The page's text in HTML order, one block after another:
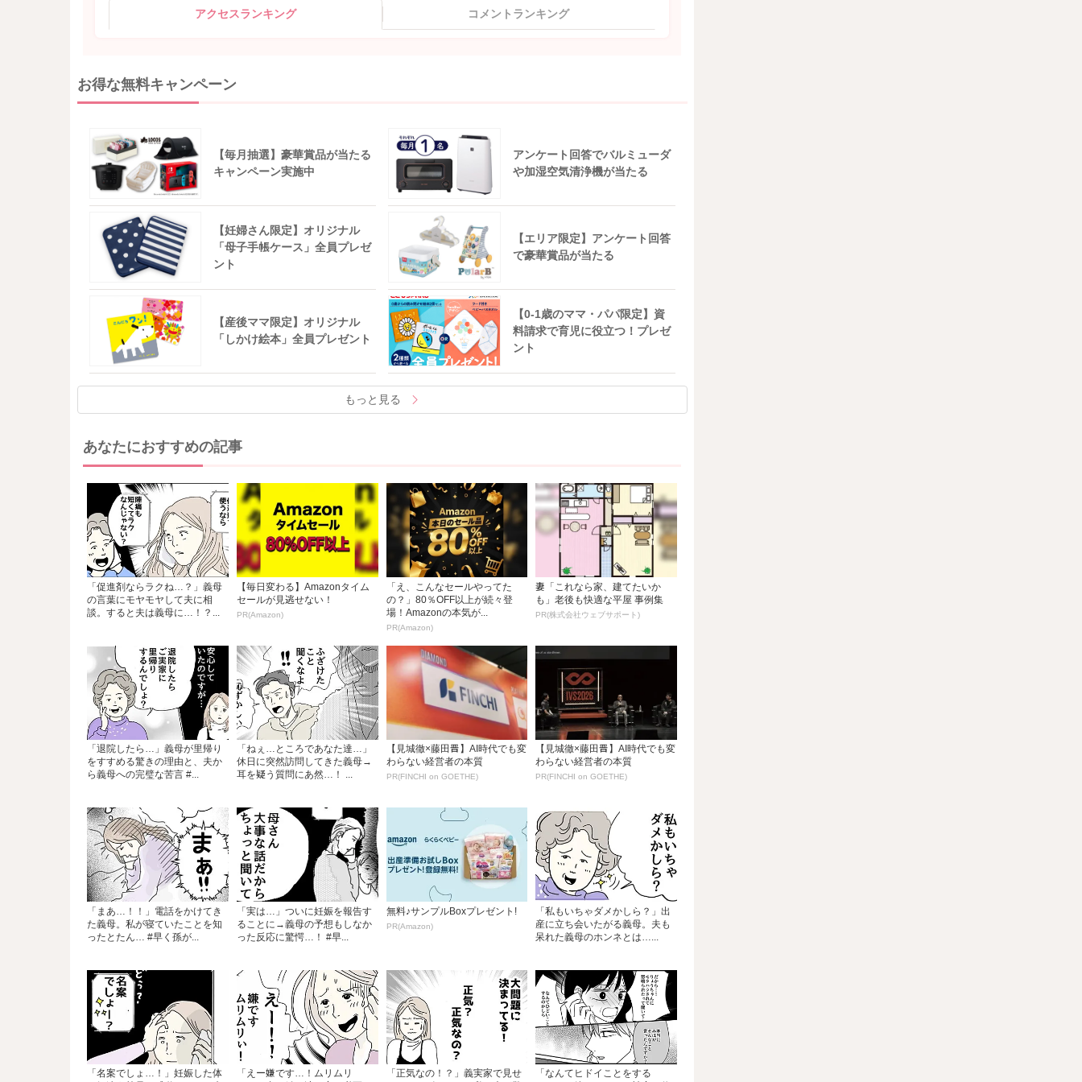
アクセスランキング コメントランキング
お得な無料キャンペーン
【毎月抽選】豪華賞品が当たる
キャンペーン実施中
アンケート回答でバルミューダ
や加湿空気清浄機が当たる
【妊婦さん限定】オリジナル
「母子手帳ケース」全員プレゼ
ント
【エリア限定】アンケート回答
で豪華賞品が当たる
【産後ママ限定】オリジナル
「しかけ絵本」全員プレゼント
【0-1歳のママ・パパ限定】資
料請求で育児に役立つ！プレゼ
ント
もっと見る
あなたにおすすめの記事
「促進剤ならラクね…？」義母
の言葉にモヤモヤして夫に相
談。すると夫は義母に…！？...
【毎日変わる】Amazonタイム
セールが見逃せない！
PR(Amazon)
「え、こんなセールやってた
の？」80％OFF以上が続々登
場！Amazonの本気が...
PR(Amazon)
妻「これなら家、建てたいか
も」老後も快適な平屋 事例集
PR(株式会社ウェブサポート)
「退院したら…」義母が里帰り
をすすめる驚きの理由と、夫か
ら義母への完璧な苦言 #...
「ねぇ…ところであなた達…」
休日に突然訪問してきた義母→
耳を疑う質問にあ然…！ ...
【見城徹×藤田晋】AI時代でも変
わらない経営者の本質
PR(FINCHI on GOETHE)
【見城徹×藤田晋】AI時代でも変
わらない経営者の本質
PR(FINCHI on GOETHE)
「まあ…！！」電話をかけてき
た義母。私が寝ていたことを知
ったとたん… #早く孫が...
「実は…」ついに妊娠を報告す
ることに→義母の予想もしなか
った反応に驚愕…！ #早...
無料♪サンプルBoxプレゼント!
PR(Amazon)
「私もいちゃダメかしら？」出
産に立ち会いたがる義母。夫も
呆れた義母のホンネとは…...
「名案でしょ…！」妊娠した体
「えー嫌です…！ムリムリ
「正気なの！？」義実家で見せ
「なんてヒドイことをする